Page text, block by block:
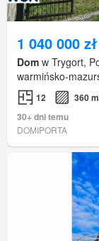
1 040 000 zł
Dom w Trygort,
warmińsko-
12
360
30+ dni temu
DOMIPORTA